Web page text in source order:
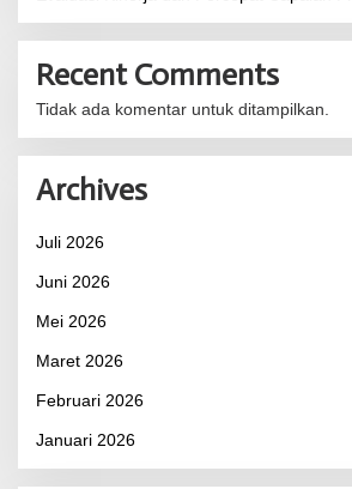
Recent Comments
Tidak ada komentar untuk ditampilkan.
Archives
Juli 2026
Juni 2026
Mei 2026
Maret 2026
Februari 2026
Januari 2026